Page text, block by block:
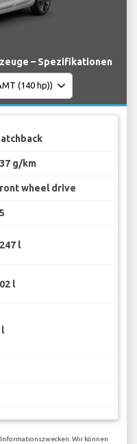
– Spezifikationen
g/km
wheel drive
l
l
l
Wir können